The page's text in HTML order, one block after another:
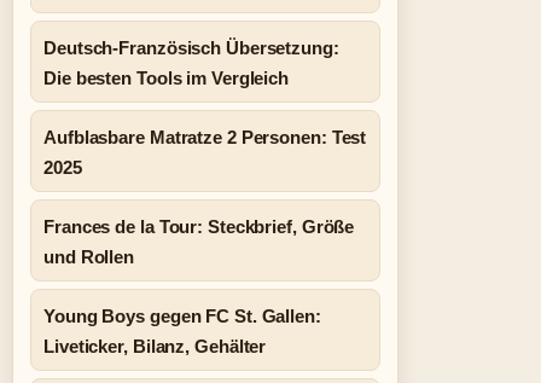
Deutsch-Französisch Übersetzung:
Die besten Tools im Vergleich
Aufblasbare Matratze 2 Personen: Test
2025
Frances de la Tour: Steckbrief, Größe
und Rollen
Young Boys gegen FC St. Gallen:
Liveticker, Bilanz, Gehälter